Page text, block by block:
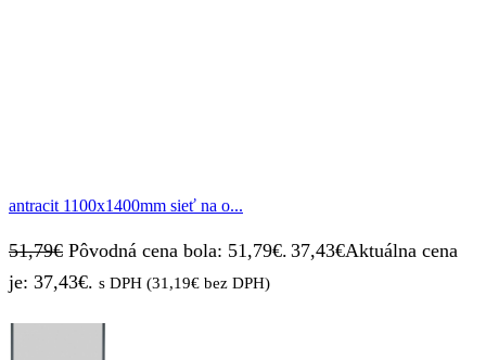
antracit 1100x1400mm sieť na o...
51,79€ Pôvodná cena bola: 51,79€. 37,43€Aktuálna cena
je: 37,43€. s DPH (31,19€ bez DPH)